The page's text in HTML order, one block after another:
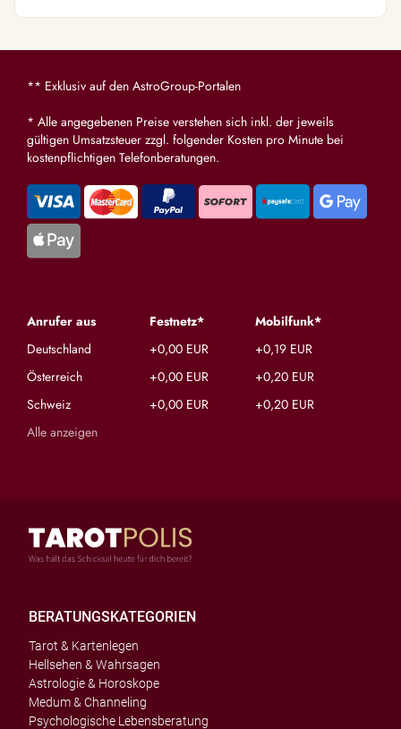
** Exklusiv auf den AstroGroup-Portalen
* Alle angegebenen Preise verstehen sich inkl. der jeweils
gültigen Umsatzsteuer zzgl. folgender Kosten pro Minute bei
kostenpflichtigen Telefonberatungen.
Anrufer aus Festnetz*
Mobilfunk*
Deutschland
+0,00 EUR
+0,19 EUR
Österreich
+0,00 EUR
+0,20 EUR
Schweiz
+0,00 EUR
+0,20 EUR
Alle anzeigen
BERATUNGSKATEGORIEN
Tarot & Kartenlegen
Hellsehen & Wahrsagen
Astrologie & Horoskope
Medum & Channeling
Psychologische Lebensberatung